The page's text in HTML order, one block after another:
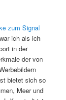
zum Signal
ich als ich
in der
der von
bietet sich so
Meer und